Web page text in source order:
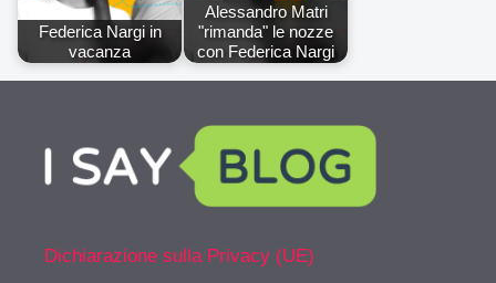
Federica Nargi in
vacanza
Alessandro Matri
"rimanda" le nozze
con Federica Nargi
Dichiarazione sulla Privacy (UE)